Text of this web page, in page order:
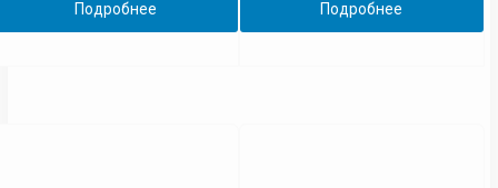
Подробнее Подробнее